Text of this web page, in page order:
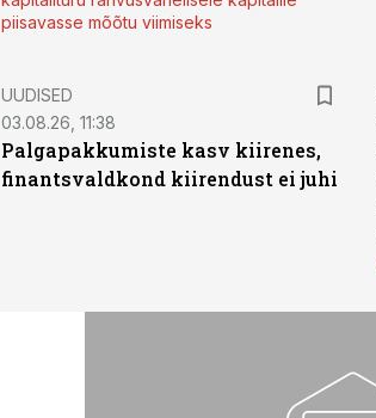
piisavasse mõõtu viimiseks
UUDISED
03.08.26, 11:38
Palgapakkumiste kasv kiirenes,
finantsvaldkond kiirendust ei juhi